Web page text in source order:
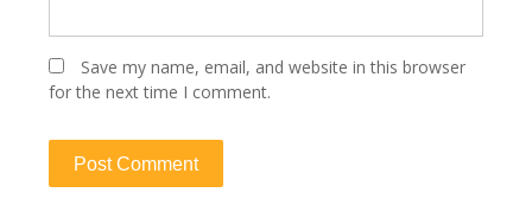
Save my name, email, and website in this browser
for the next time I comment.